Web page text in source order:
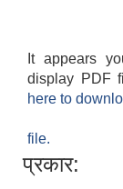
It appears
display PDF
here to
file.
प्रकार: